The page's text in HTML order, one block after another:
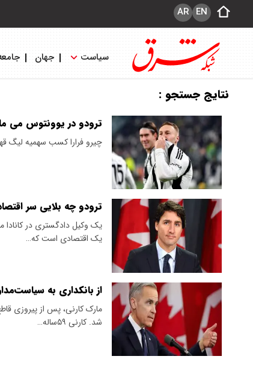
EN
AR
سیاست جهان
نتایج جستجو :
ترودو در یوونتوس می
چیرو فرارا کسب سهمیه لیگ
ترودو چه بلایی سر
یک وکیل دادگستری در کانادا
یک اقتصادی است که…
از بانکداری به
‌مارک کارنی، پس از پیروزی
شد. کارنی ۵۹ساله…